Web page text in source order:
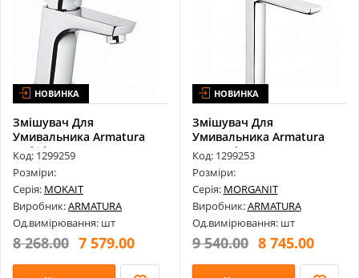
НОВИНКА
Змішувач Для
Умивальника Armatura
Mokait 5532-815-00
Код: 1299259
Розміри:
Серія: MOKAIT
Виробник:ARMATURA
Од.вимірювання: шт
8 268.00 7 579.00
НОВИНКА
Змішувач Для
Умивальника Armatura
Morganit 4922-612-...
Код: 1299253
Розміри:
Серія: MORGANIT
Виробник:ARMATURA
Од.вимірювання: шт
9 540.00 8 745.00